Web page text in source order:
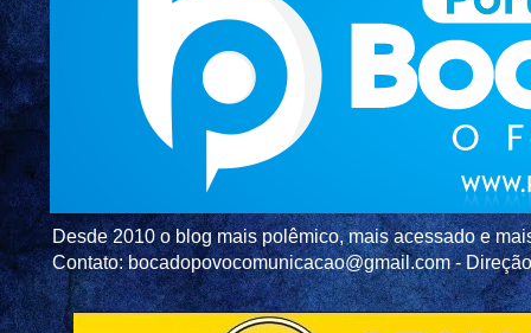
Desde 2010 o blog mais polêmico, mais acessado e
Contato: bocadopovocomunicacao@gmail.com -